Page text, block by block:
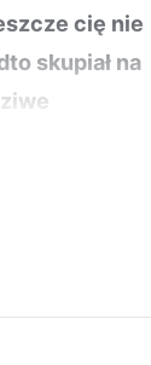
cię nie
skupiał na
mi